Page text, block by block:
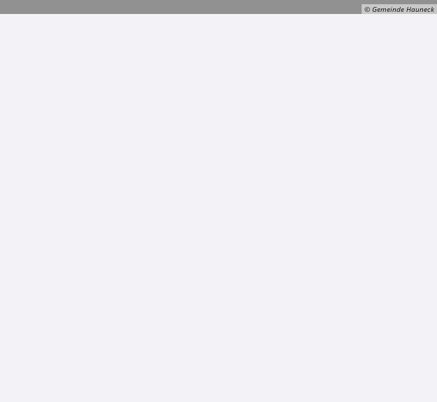
© Gemeinde Hauneck